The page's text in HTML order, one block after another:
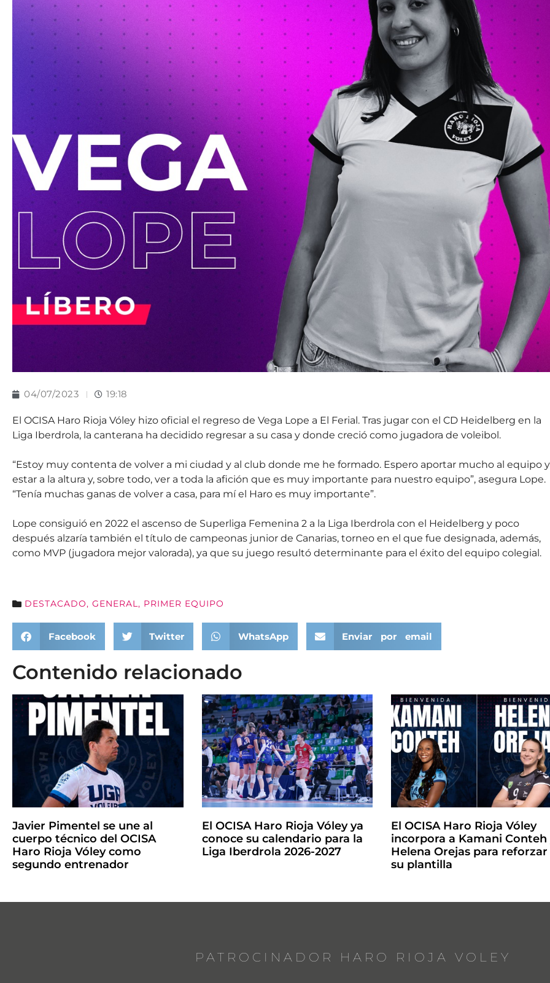
04/07/2023 19:18
El OCISA Haro Rioja Vóley hizo oficial el regreso de Vega Lope a El Ferial. Tras jugar con el CD Heidelberg en la
Liga Iberdrola, la canterana ha decidido regresar a su casa y donde creció como jugadora de voleibol.
“Estoy muy contenta de volver a mi ciudad y al club donde me he formado. Espero aportar mucho al equipo y
estar a la altura y, sobre todo, ver a toda la afición que es muy importante para nuestro equipo”, asegura Lope.
“Tenía muchas ganas de volver a casa, para mí el Haro es muy importante”.
Lope consiguió en 2022 el ascenso de Superliga Femenina 2 a la Liga Iberdrola con el Heidelberg y poco
después alzaría también el título de campeonas junior de Canarias, torneo en el que fue designada, además,
como MVP (jugadora mejor valorada), ya que su juego resultó determinante para el éxito del equipo colegial.
DESTACADO, GENERAL, PRIMER EQUIPO
Facebook Twitter WhatsApp Enviar por email
Contenido relacionado
Javier Pimentel se une al
cuerpo técnico del OCISA
Haro Rioja Vóley como
segundo entrenador
El OCISA Haro Rioja Vóley ya
conoce su calendario para la
Liga Iberdrola 2026-2027
El OCISA Haro Rioja Vóley
incorpora a Kamani Conteh
Helena Orejas para reforzar
su plantilla
PATROCINADOR HARO RIOJA VOLEY